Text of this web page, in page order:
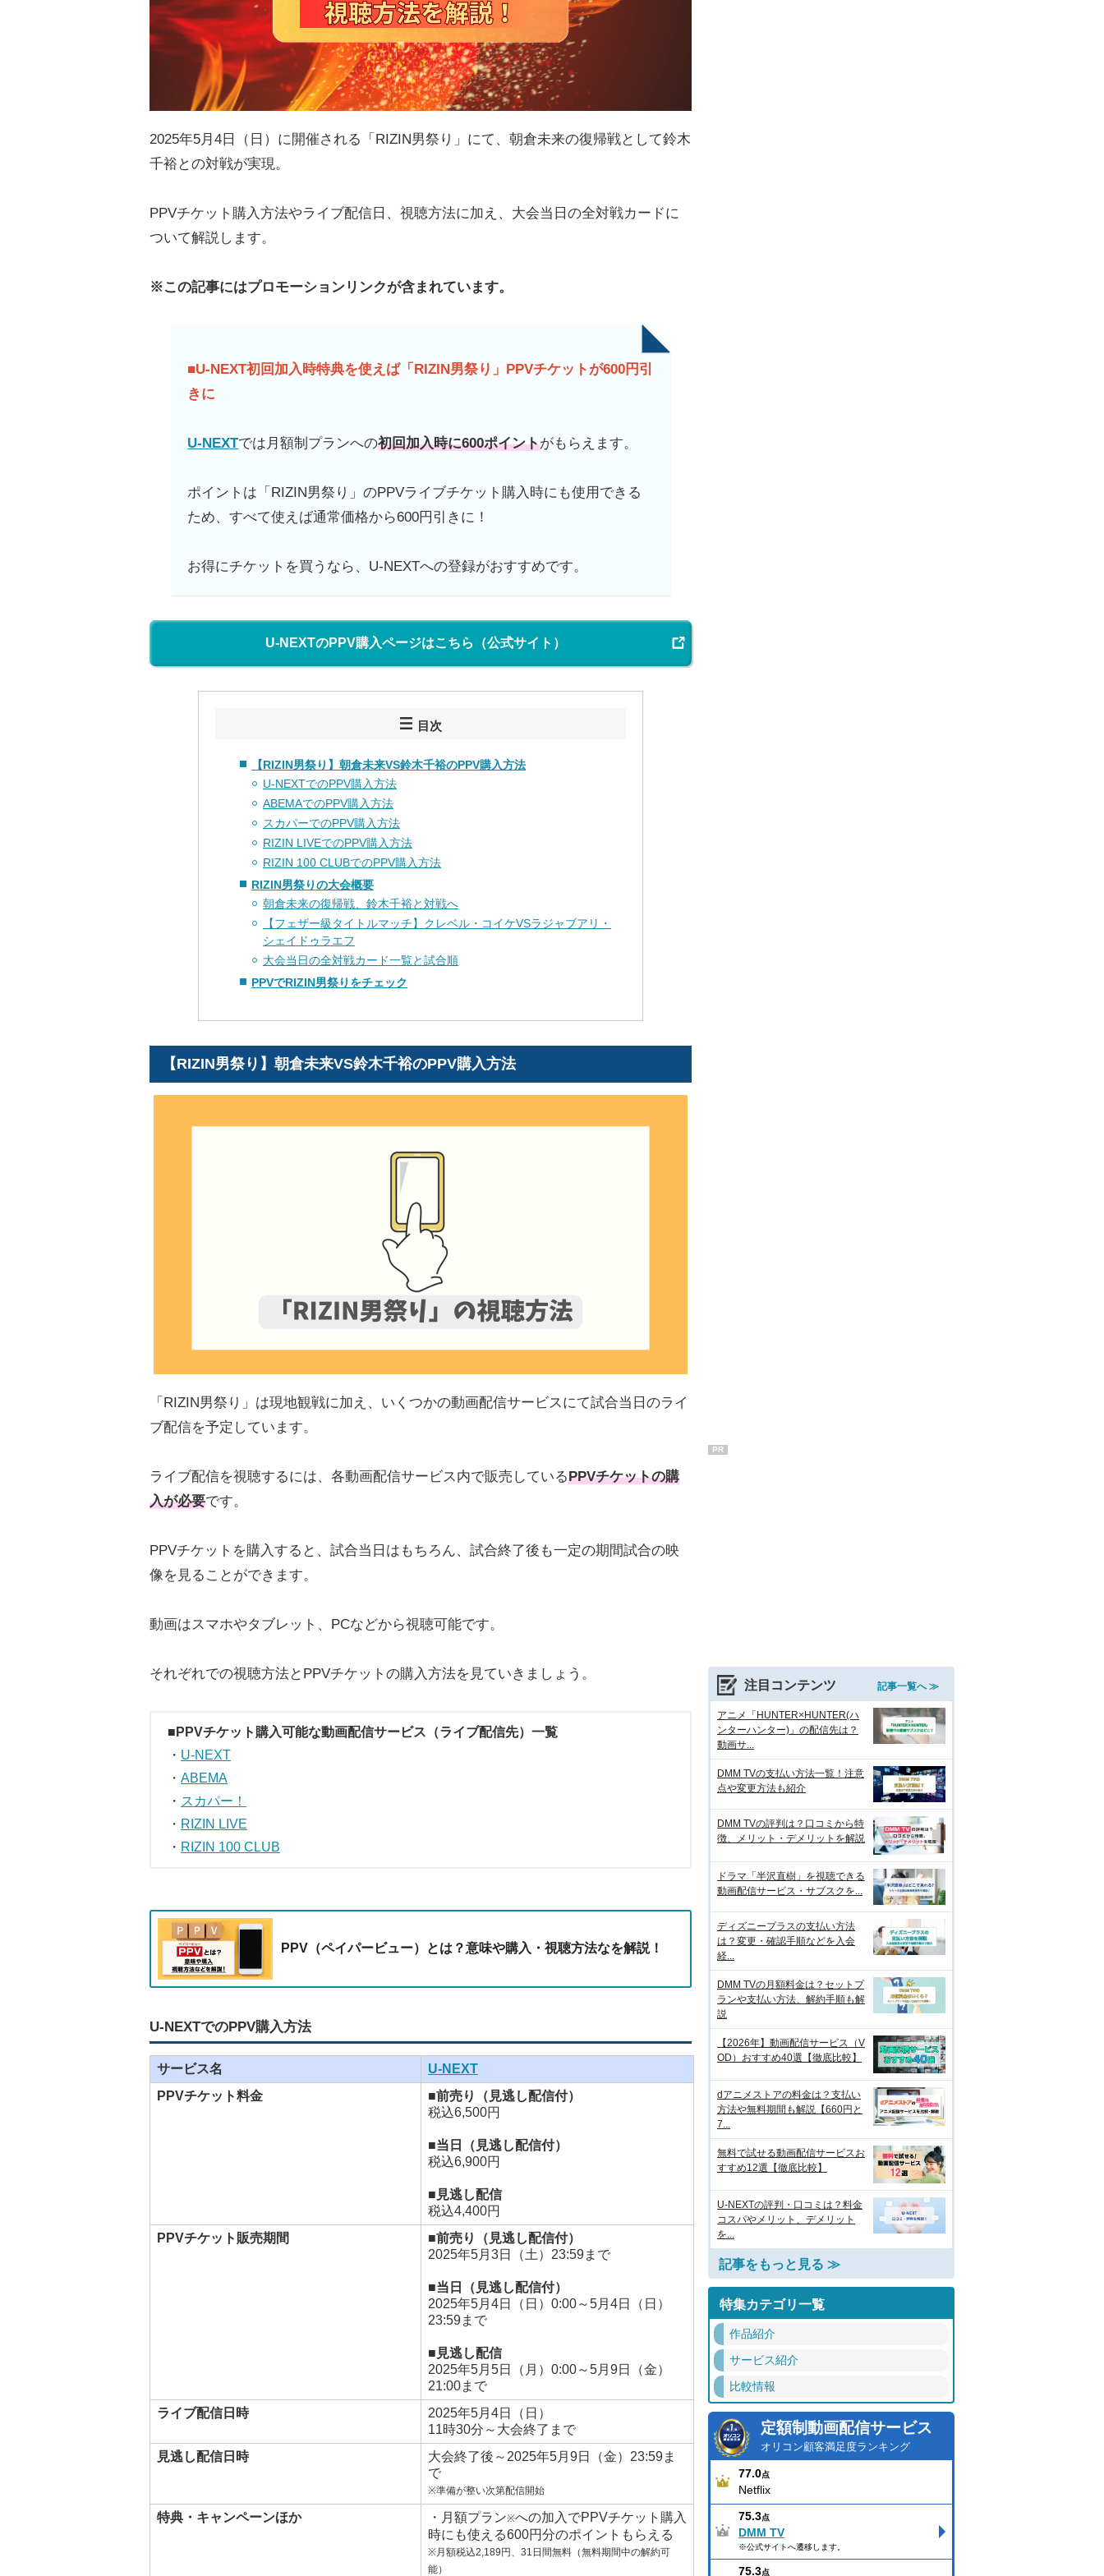
2025年5月4日（日）に開催される「RIZIN男祭り」にて、朝倉未来の復帰戦として鈴木
千裕との対戦が実現。
PPVチケット購入方法やライブ配信日、視聴方法に加え、大会当日の全対戦カードに
ついて解説します。
※この記事にはプロモーションリンクが含まれています。
■U-NEXT初回加入時特典を使えば「RIZIN男祭り」PPVチケットが600円引
きに
U-NEXTでは月額制プランへの初回加入時に600ポイントがもらえます。
ポイントは「RIZIN男祭り」のPPVライブチケット購入時にも使用できる
ため、すべて使えば通常価格から600円引きに！
お得にチケットを買うなら、U-NEXTへの登録がおすすめです。
U-NEXTのPPV購入ページはこちら（公式サイト）
目次
【RIZIN男祭り】朝倉未来VS鈴木千裕のPPV購入方法
U-NEXTでのPPV購入方法
ABEMAでのPPV購入方法
スカパーでのPPV購入方法
RIZIN LIVEでのPPV購入方法
RIZIN 100 CLUBでのPPV購入方法
RIZIN男祭りの大会概要
朝倉未来の復帰戦、鈴木千裕と対戦へ
【フェザー級タイトルマッチ】クレベル・コイケVSラジャブアリ・
シェイドゥラエフ
大会当日の全対戦カード一覧と試合順
PPVでRIZIN男祭りをチェック
【RIZIN男祭り】朝倉未来VS鈴木千裕のPPV購入方法
「RIZIN男祭り」は現地観戦に加え、いくつかの動画配信サービスにて試合当日のライ
ブ配信を予定しています。
ライブ配信を視聴するには、各動画配信サービス内で販売しているPPVチケットの購
入が必要です。
PPVチケットを購入すると、試合当日はもちろん、試合終了後も一定の期間試合の映
像を見ることができます。
動画はスマホやタブレット、PCなどから視聴可能です。
それぞれでの視聴方法とPPVチケットの購入方法を見ていきましょう。
■PPVチケット購入可能な動画配信サービス（ライブ配信先）一覧
・ U-NEXT
・ ABEMA
・ スカパー！
・ RIZIN LIVE
・ RIZIN 100 CLUB
PPV（ペイパービュー）とは？意味や購入・視聴方法なを解説！
U-NEXTでのPPV購入方法
サービス名
U-NEXT
PPVチケット料金
■前売り（見逃し配信付）
税込6,500円
■当日（見逃し配信付）
税込6,900円
■見逃し配信
税込4,400円
PPVチケット販売期間
■前売り（見逃し配信付）
2025年5月3日（土）23:59まで
■当日（見逃し配信付）
2025年5月4日（日）0:00～5月4日（日）
23:59まで
■見逃し配信
2025年5月5日（月）0:00～5月9日（金）
21:00まで
ライブ配信日時
2025年5月4日（日）
11時30分～大会終了まで
見逃し配信日時
大会終了後～2025年5月9日（金）23:59ま
で
※準備が整い次第配信開始
特典・キャンペーンほか ・月額プラン※への加入でPPVチケット購入
時にも使える600円分のポイントもらえる
※月額税込2,189円、31日間無料（無料期間中の解約可
能）
PR
注目コンテンツ 記事一覧へ ≫
アニメ「HUNTER×HUNTER(ハ
ンターハンター)」の配信先は？
動画サ...
DMM TVの支払い方法一覧！注意
点や変更方法も紹介
DMM TVの評判は？口コミから特
徴、メリット・デメリットを解説
ドラマ「半沢直樹」を視聴できる
動画配信サービス・サブスクを...
ディズニープラスの支払い方法
は？変更・確認手順などを入会
経...
DMM TVの月額料金は？セットプ
ランや支払い方法、解約手順も解
説
【2026年】動画配信サービス（V
OD）おすすめ40選【徹底比較】
dアニメストアの料金は？支払い
方法や無料期間も解説【660円と
7...
無料で試せる動画配信サービスお
すすめ12選【徹底比較】
U-NEXTの評判・口コミは？料金
コスパやメリット、デメリット
を...
記事をもっと見る ≫
特集カテゴリ一覧
作品紹介
サービス紹介
比較情報
定額制動画配信サービス
オリコン顧客満足度ランキング
77.0点
Netflix
75.3点
DMM TV
※公式サイトへ遷移します。
75.3点